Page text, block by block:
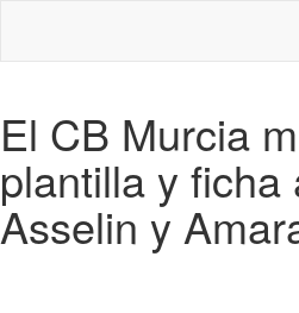
El CB Murcia
plantilla y ficha
Asselin y